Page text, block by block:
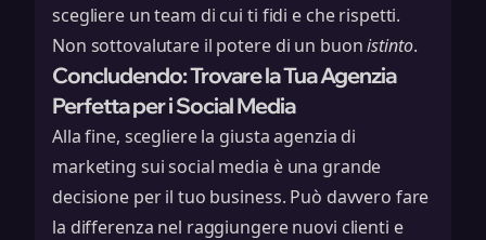
scegliere un team di cui ti fidi e che rispetti.
Non sottovalutare il potere di un buonistinto.
Concludendo: Trovare la Tua Agenzia
Perfetta per i Social Media
Alla fine, scegliere la giusta agenzia di
marketing sui social media è una grande
decisione per il tuo business. Può davvero fare
la differenza nel raggiungere nuovi clienti e